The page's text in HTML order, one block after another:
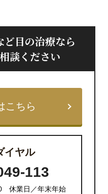
目の治療なら
談ください
こちら
イヤル
113
休業日／年末年始